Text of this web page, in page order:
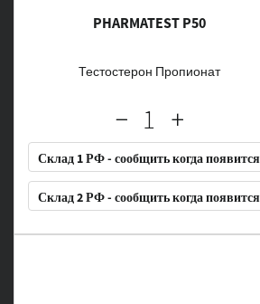
PHARMATEST P50
Тестостерон Пропионат
Склад 1 РФ - сообщить когда появится
Склад 2 РФ - сообщить когда появится